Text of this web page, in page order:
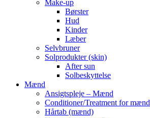
Make-up
Børster
Hud
Kinder
Læber
Selvbruner
Solprodukter (skin)
After sun
Solbeskyttelse
Mænd
Ansigtspleje – Mænd
Conditioner/Treatment for mænd
Hårtab (mænd)